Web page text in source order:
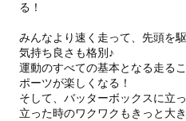
る！
みんなより速く走って、先頭を
気持ち良さも格別♪
運動のすべての基本となる走る
ポーツが楽しくなる！
そして、バッターボックスに立
立った時のワクワクもきっと大